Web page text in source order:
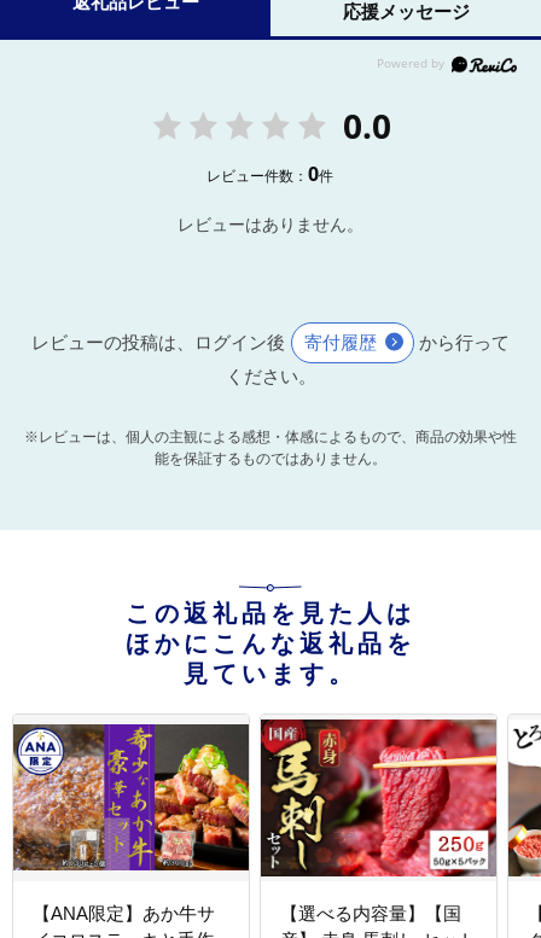
応援メッセージ
0.0
レビュー件数：0件
レビューはありません。
レビューの投稿は、ログイン後 寄付履歴
から行って
ください。
※レビューは、個人の主観による感想・体感によるもので、商品の効果や性
能を保証するものではありません。
この返礼品を見た人は
ほかにこんな返礼品を
見ています。
【ANA限定】あか牛サ
【選べる内容量】【国